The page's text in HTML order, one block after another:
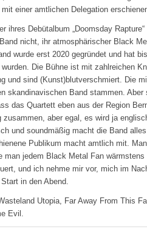
einer amtlichen Delegation
ihres Debütalbum „Doomsday
nicht, ihr atmosphärischer Black
wurde erst 2020 gegründet und hat
Die Bühne ist mit zahlreichen
und sind (Kunst)blutverschmiert. Die
skandinavischen Band stammen.
das Quartett eben aus der Region
zusammen, aber egal, es wird ja
und soundmäßig macht die Band
Publikum macht amtlich mit.
man jedem Black Metal Fan
und ich nehme mir vor, mich im
in den Abend.
Utopia, Far Away From This
Evil.